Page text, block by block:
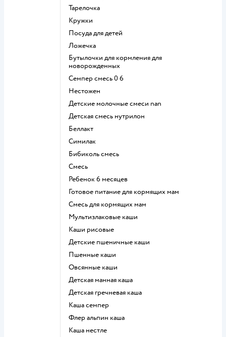
тарелочка
кружки
посуда для детей
ложечка
бутылочки для кормления для
новорожденных
семпер смесь 0 6
нестожен
Детские молочные смеси nan
детская смесь нутрилон
беллакт
симилак
бибиколь смесь
смесь
ребенок 6 месяцев
готовое питание для кормящих мам
смесь для кормящих мам
Мультизлаковые каши
Каши рисовые
Детские пшеничные каши
Пшенные каши
овсянные каши
детская манная каша
детская гречневая каша
каша семпер
флер альпин каша
каша нестле